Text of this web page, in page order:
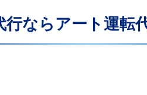
ならアート運転